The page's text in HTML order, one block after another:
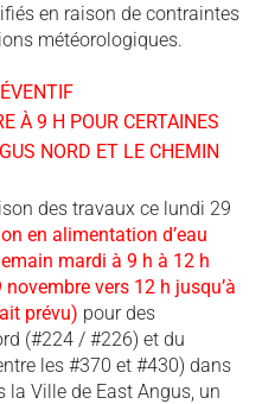
en raison de contraintes
météorologiques.
À 9 H POUR CERTAINES
NORD ET LE CHEMIN
des travaux ce lundi 29
en alimentation d’eau
mardi à 9 h à 12 h
vers 12 h jusqu’à
prévu) pour des
(#224 / #226) et du
les #370 et #430) dans
la Ville de East Angus, un